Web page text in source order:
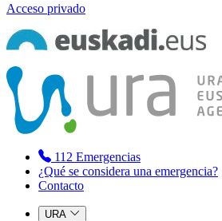
Acceso privado
112 Emergencias
¿Qué se considera una emergencia?
Contacto
URA